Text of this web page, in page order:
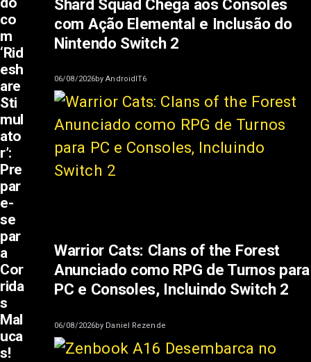
co
m
‘Rid
esh
are
Sti
mul
ato
r’:
Pre
par
e-
se
par
a
Cor
rida
s
Mal
uca
s!
Shard Squad Chega aos Consoles
com Ação Elemental e Inclusão do
Nintendo Switch 2
06/08/2026byAndroidIT6
Warrior Cats: Clans of the Forest
Anunciado como RPG de Turnos para
PC e Consoles, Incluindo Switch 2
06/08/2026by Daniel Rezende